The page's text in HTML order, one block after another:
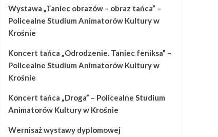
Wystawa „Taniec obrazów – obraz tańca” –
Policealne Studium Animatorów Kultury w
Krośnie
Koncert tańca „Odrodzenie. Taniec feniksa” –
Policealne Studium Animatorów Kultury w
Krośnie
Koncert tańca „Droga” – Policealne Studium
Animatorów Kultury w Krośnie
Wernisaż wystawy dyplomowej